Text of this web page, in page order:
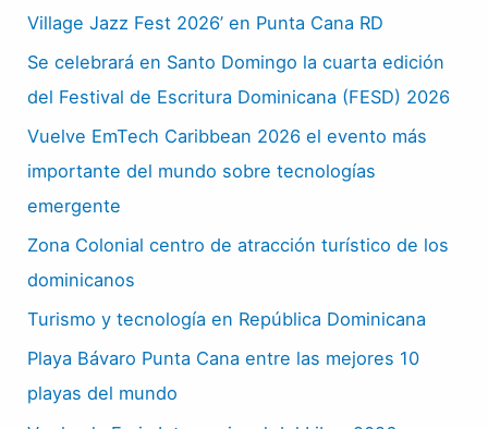
Village Jazz Fest 2026’ en Punta Cana RD
Se celebrará en Santo Domingo la cuarta edición
del Festival de Escritura Dominicana (FESD) 2026
Vuelve EmTech Caribbean 2026 el evento más
importante del mundo sobre tecnologías
emergente
Zona Colonial centro de atracción turístico de los
dominicanos
Turismo y tecnología en República Dominicana
Playa Bávaro Punta Cana entre las mejores 10
playas del mundo